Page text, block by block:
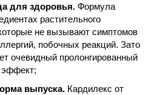
для здоровья. Формула
растительного
не вызывают симптомов
побочных реакций. Зато
очевидный пролонгированный
эффект;
выпуска. Кардилекс от